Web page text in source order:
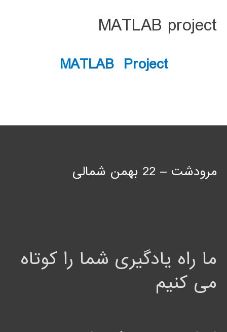
MATLAB project
MATLAB Project
مرودشت – 22 بهمن شمالی
ما راه یادگیری شما را کوتاه
می کنیم